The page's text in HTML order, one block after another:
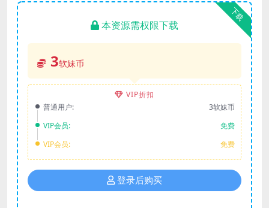
下载
本资源需权限下载
3软妹币
VIP折扣
普通用户:
3软妹币
VIP会员:
免费
VIP会员:
免费
登录后购买